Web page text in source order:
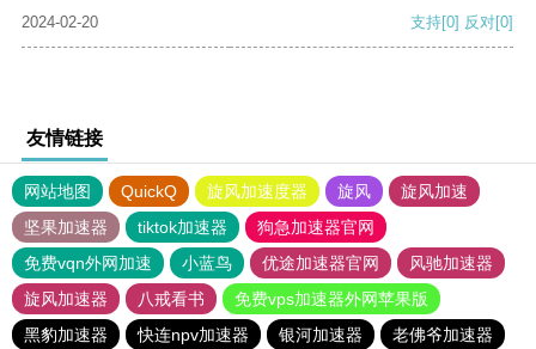
2024-02-20
支持[0] 反对[0]
友情链接
网站地图 QuickQ 旋风加速度器 旋风
旋风加速
坚果加速器
tiktok加速器
狗急加速器官网
免费vqn外网加速
小蓝鸟 优途加速器官网
风驰加速器
旋风加速器
八戒看书
免费vps加速器外网苹果版
黑豹加速器
快连npv加速器 银河加速器 老佛爷加速器